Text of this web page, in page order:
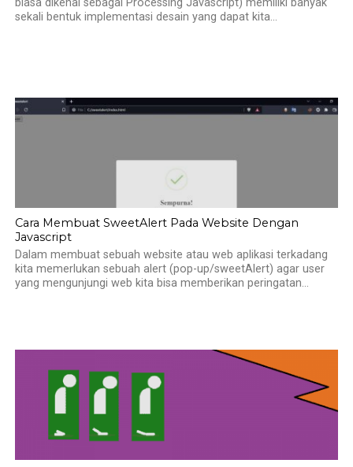
biasa dikenal sebagai Processing Javascript) memiliki banyak
sekali bentuk implementasi desain yang dapat kita...
Cara Membuat SweetAlert Pada Website Dengan
Javascript
Dalam membuat sebuah website atau web aplikasi terkadang
kita memerlukan sebuah alert (pop-up/sweetAlert) agar user
yang mengunjungi web kita bisa memberikan peringatan...